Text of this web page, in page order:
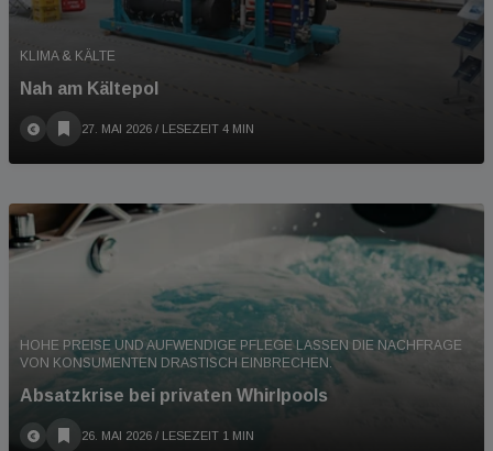
KLIMA & KÄLTE
Nah am Kältepol
27. MAI 2026 / LESEZEIT 4 MIN
HOHE PREISE UND AUFWENDIGE PFLEGE LASSEN DIE NACHFRAGE
VON KONSUMENTEN DRASTISCH EINBRECHEN.
Absatzkrise bei privaten Whirlpools
26. MAI 2026 / LESEZEIT 1 MIN